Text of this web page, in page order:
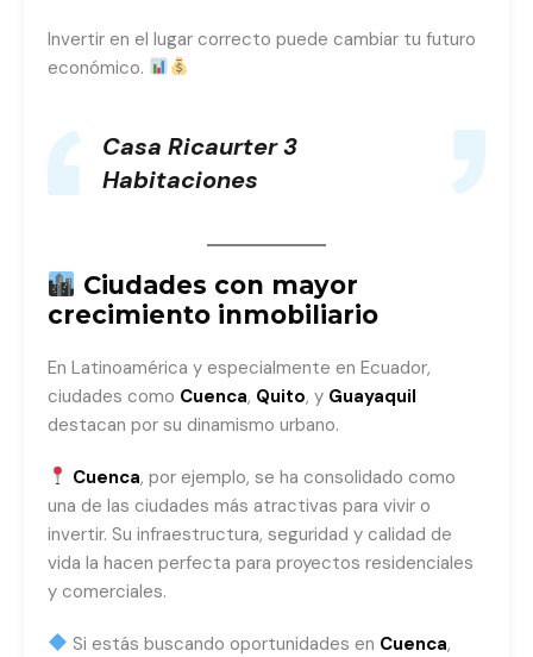
Invertir en el lugar correcto puede cambiar tu futuro
económico.
Casa Ricaurter 3
Habitaciones
Ciudades con mayor
crecimiento inmobiliario
En Latinoamérica y especialmente en Ecuador,
ciudades como Cuenca, Quito, y Guayaquil
destacan por su dinamismo urbano.
Cuenca, por ejemplo, se ha consolidado como
una de las ciudades más atractivas para vivir o
invertir. Su infraestructura, seguridad y calidad de
vida la hacen perfecta para proyectos residenciales
y comerciales.
Si estás buscando oportunidades en Cuenca,